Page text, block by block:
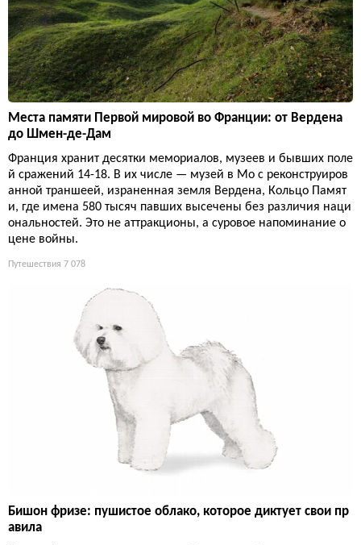
Места памяти Первой мировой во Франции: от Вердена
до Шмен-де-Дам
Франция хранит десятки мемориалов, музеев и бывших поле
й сражений 14-18. В их числе — музей в Мо с реконструиров
анной траншеей, израненная земля Вердена, Кольцо Памят
и, где имена 580 тысяч павших высечены без различия наци
ональностей. Это не аттракционы, а суровое напоминание о
цене войны.
Путешествия 7 078
Бишон фризе: пушистое облако, которое диктует свои пр
авила